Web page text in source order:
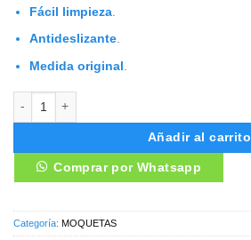
Fácil limpieza
Antideslizante.
Medida original
MOQUETAS SUZUKI VITARA cantidad
Añadir al carrito
Comprar por Whatsapp
Categoría: MOQUETAS